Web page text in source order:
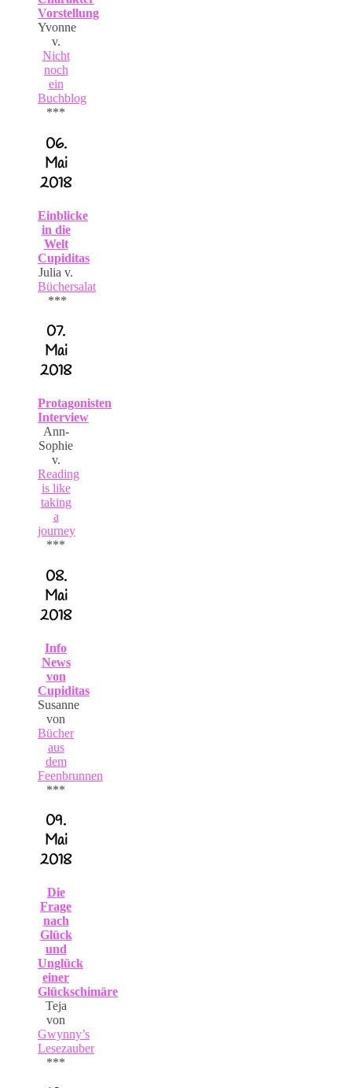
Vorstellung
Yvonne
v.
Nicht
noch
ein
Buchblog
***
06.
Mai
2018
Einblicke
in die
Welt
Cupiditas
Julia v.
Büchersalat
***
07.
Mai
2018
Protagonisten
Interview
Ann-
Sophie
v.
Reading
is like
taking
a
journey
***
08.
Mai
2018
Info
News
von
Cupiditas
Susanne
von
Bücher
aus
dem
Feenbrunnen
***
09.
Mai
2018
Die
Frage
nach
Glück
und
Unglück
einer
Glückschimäre
Teja
von
Gwynny’s
Lesezauber
***